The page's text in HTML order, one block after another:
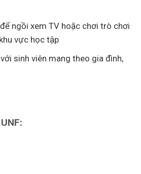
ngồi xem TV hoặc chơi trò chơi
vực học tập
sinh viên mang theo gia đình,